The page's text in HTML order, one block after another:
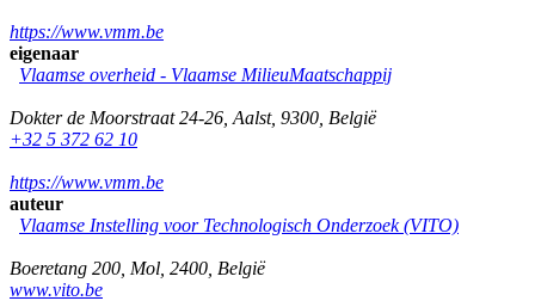
https://www.vmm.be
eigenaar
Vlaamse overheid - Vlaamse MilieuMaatschappij
Dokter de Moorstraat 24-26 Aalst, 9300 België
+32 5 372 62 10
https://www.vmm.be
auteur
Vlaamse Instelling voor Technologisch Onderzoek (VITO)
Boeretang 200 Mol 2400 België
www.vito.be